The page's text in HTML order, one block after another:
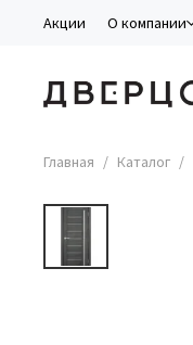
Акции О компании
Главная Каталог